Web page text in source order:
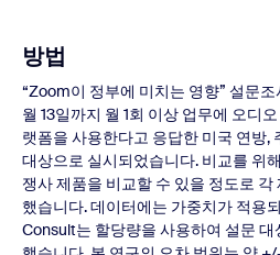
방법
“Zoom이 정부에 미치는 영향” 설문조
월 13일까지 월 1회 이상 업무에 오디
랫폼을 사용한다고 응답한 미국 연방,
대상으로 실시되었습니다. 비교를 위
쟁사 제품을 비교할 수 있을 정도로
했습니다. 데이터에는 가중치가 적용
Consult는 할당량을 사용하여 설문